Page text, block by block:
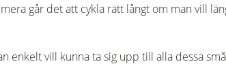
går det att cykla rätt långt om man vill
enkelt vill kunna ta sig upp till alla dessa